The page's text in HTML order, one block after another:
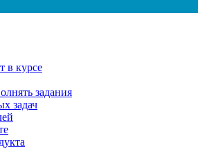
в курсе
задания
задач